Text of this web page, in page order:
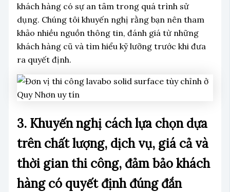
khách hàng có sự an tâm trong quá trình sử
dụng. Chúng tôi khuyến nghị rằng bạn nên tham
khảo nhiều nguồn thông tin, đánh giá từ những
khách hàng cũ và tìm hiểu kỹ lưỡng trước khi đưa
ra quyết định.
3. Khuyến nghị cách lựa chọn dựa
trên chất lượng, dịch vụ, giá cả và
thời gian thi công, đảm bảo khách
hàng có quyết định đúng đắn